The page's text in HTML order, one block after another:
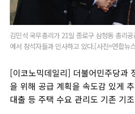
김민석 국무총리가 21일 종로구 삼청동 총리
에서 참석자들과 인사하고 있다.[사진=연합뉴
[이코노믹데일리] 더불어민주당과
을 위해 공급 계획을 속도감 있게
대출 등 주택 수요 관리도 기존 기